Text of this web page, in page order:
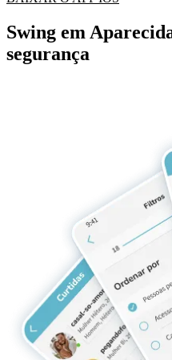
Swing em
segurança